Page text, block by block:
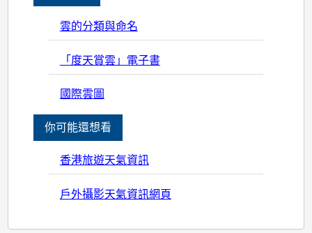
雲的分類與命名
「度天賞雲」電子書
國際雲圖
你可能還想看
香港旅遊天氣資訊
戶外攝影天氣資訊網頁